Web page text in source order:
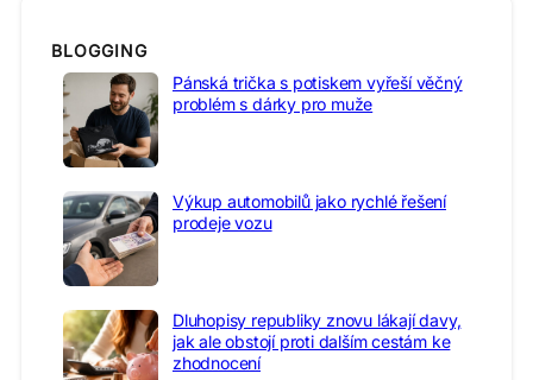
BLOGGING
Pánská trička s potiskem vyřeší věčný
problém s dárky pro muže
Výkup automobilů jako rychlé řešení
prodeje vozu
Dluhopisy republiky znovu lákají davy,
jak ale obstojí proti dalším cestám ke
zhodnocení